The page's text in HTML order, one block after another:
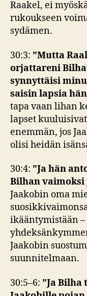
Raakel, ei
rukoukseen
sydämen.
30:3: ”Mutta
orjattareni
synnyttäisi
saisin lapsia
tapa vaan lihan
lapset
enemmän, jos
olisi heidän
30:4: ”Ja hän
Bilhan vaimoksi
Jaakobin oma
ikääntymistään
Jaakobin
suunnitelmaan.
30:5–6: ”Ja